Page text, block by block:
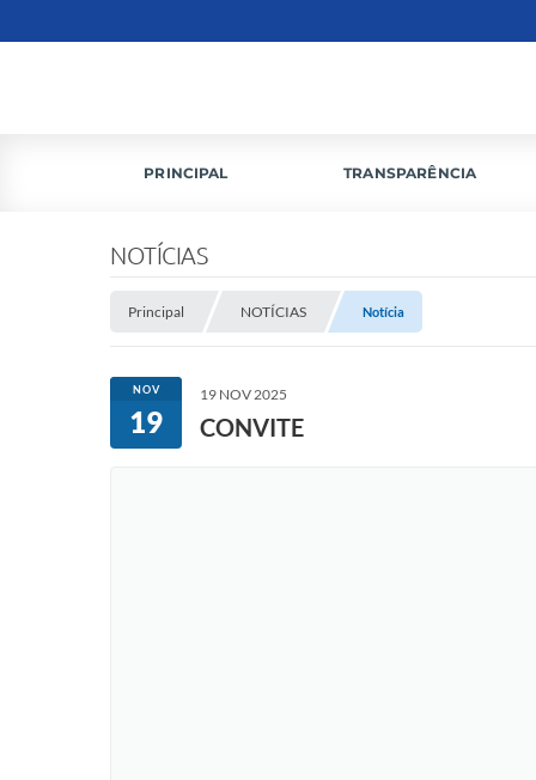
PRINCIPAL TRANSPARÊNCIA
NOTÍCIAS
Principal NOTÍCIAS Notícia
NOV
19
19 NOV 2025
CONVITE